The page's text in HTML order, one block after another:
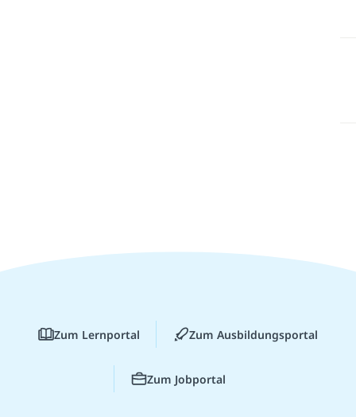
Zum Lernportal Zum Ausbildungsportal
Zum Jobportal